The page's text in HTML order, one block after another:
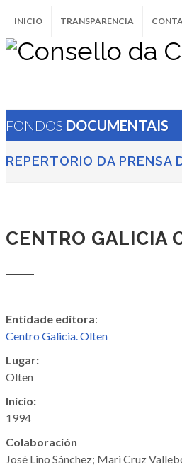
INICIO TRANSPARENCIA
FONDOS DOCUMENTAIS
REPERTORIO DA PRENSA
CENTRO GALICIA
Entidade editora:
Centro Galicia. Olten
Lugar:
Olten
Inicio:
1994
Colaboración
José Lino Sánchez; Mari Cruz